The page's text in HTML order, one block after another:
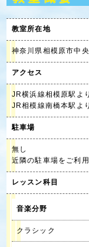
教室所在地
神奈川県相模原市中
アクセス
JR横浜線相模原駅よ
JR相模線南橋本駅よ
駐車場
無し
近隣の駐車場をご利用
レッスン科目
音楽分野
クラシック